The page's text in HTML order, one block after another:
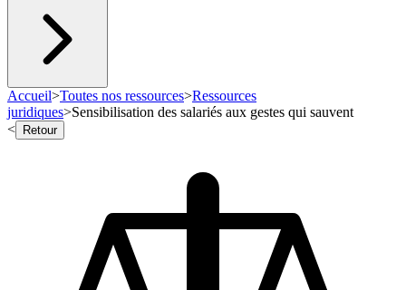
Accueil>Toutes nos ressources>Ressources
juridiques>Sensibilisation des salariés aux gestes qui sauvent
<
Retour